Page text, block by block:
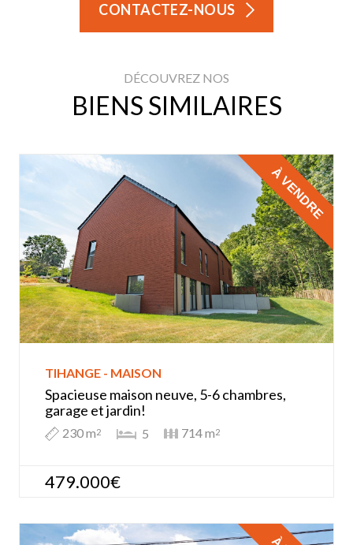
CONTACTEZ-NOUS
DÉCOUVREZ NOS
BIENS SIMILAIRES
TIHANGE - MAISON
Spacieuse maison neuve, 5-6 chambres,
garage et jardin!
230 m2 5 714 m2
479.000€
À VENDRE